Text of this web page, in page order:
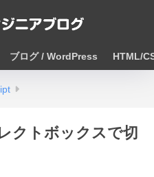
ブログ / WordPress HTML/
クトボックスで切